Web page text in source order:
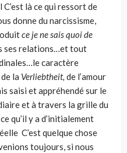
là ce qui ressort de
donne du narcis­sisme,
ce je ne sais quoi de
ses relations…et tout
caractère
de la Verliebtheit, de l’amour
saisi et appréhendé sur le
et à travers la grille du
qu’il y a d’initialement
C’est quelque chose
toujours, si nous